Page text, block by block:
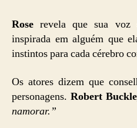
Rose revela que sua voz
inspirada em alguém que
instintos para cada cérebro
Os atores dizem que
personagens. Robert
namorar.”